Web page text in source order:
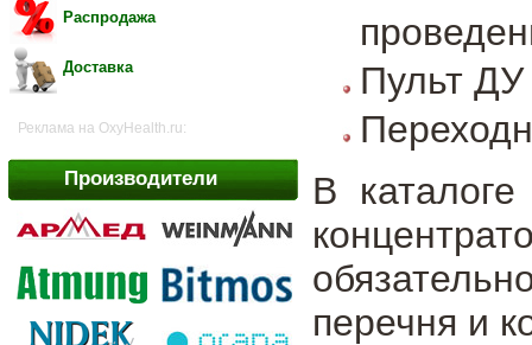
Распродажа
Доставка
Реклама на OxyHealth.ru:
Производители
Пульт
В
перечня и